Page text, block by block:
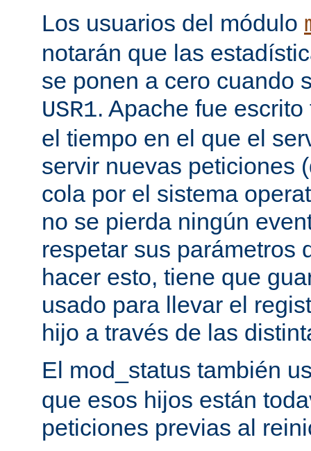
Los usuarios del módulo
notarán que las
se ponen a cero cuando
USR1. Apache fue
el tiempo en el que el
servir nuevas peticiones
cola por el sistema
no se pierda ningún
respetar sus parámetros
hacer esto, tiene que
usado para llevar el
hijo a través de las
El mod_status también
que esos hijos están
peticiones previas al